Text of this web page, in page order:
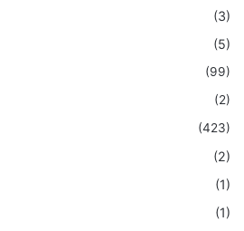
(3)
(5)
(99)
(2)
(423)
(2)
(1)
(1)